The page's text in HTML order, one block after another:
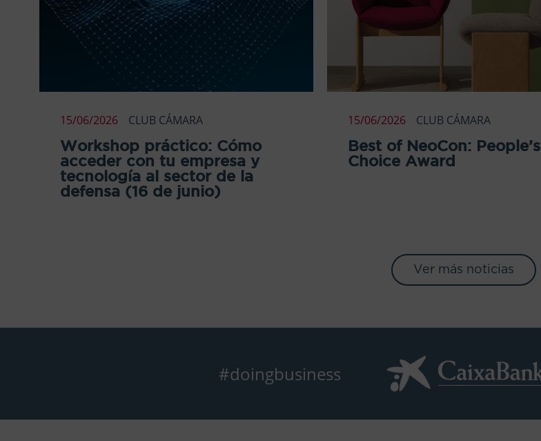
15/06/2026 CLUB CÁMARA
Workshop práctico: Cómo
acceder con tu empresa y
tecnología al sector de la
defensa (16 de junio)
15/06/2026 CLUB CÁMARA
Best of NeoCon: People’s
Choice Award
Ver más noticias
#doingbusiness